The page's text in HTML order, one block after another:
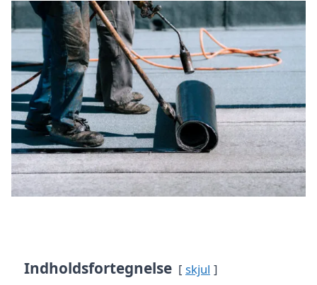
Indholdsfortegnelse skjul